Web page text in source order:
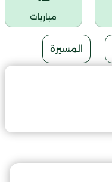
مباريات
المسيرة